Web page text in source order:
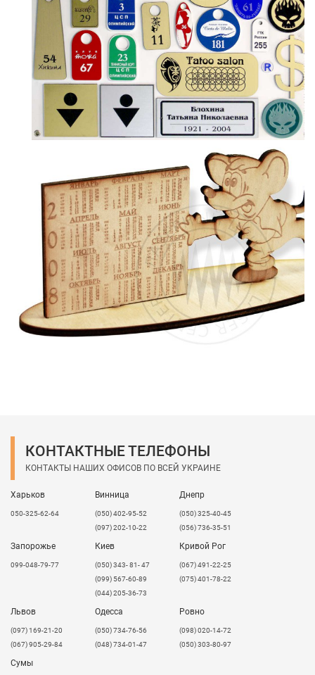
КОНТАКТНЫЕ ТЕЛЕФОНЫ
КОНТАКТЫ НАШИХ ОФИСОВ ПО ВСЕЙ УКРАИНЕ
Харьков
050-325-62-64
Винница
(050) 402-95-52
(097) 202-10-22
Днепр
(050) 325-40-45
(056) 736-35-51
Запорожье
099-048-79-77
Киев
(050) 343- 81- 47
(099) 567-60-89
(044) 205-36-73
Кривой Рог
(067) 491-22-25
(075) 401-78-22
Львов
​(097) 169-21-20
(067) 905-29-84
Одесса
(050) 734-76-56
(048) 734-01-47
Ровно
(098) 020-14-72
(050) 303-80-97
Сумы